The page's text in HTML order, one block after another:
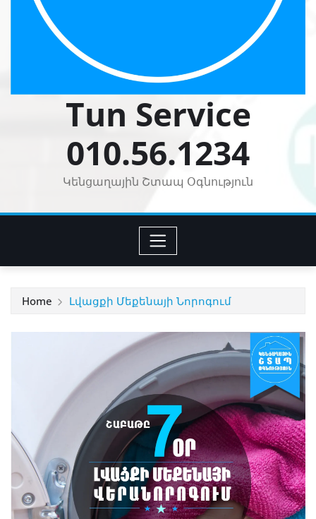
Tun Service
010.56.1234
Կենցաղային Շտապ Օգնություն
Home Լվացքի Մեքենայի Նորոգում